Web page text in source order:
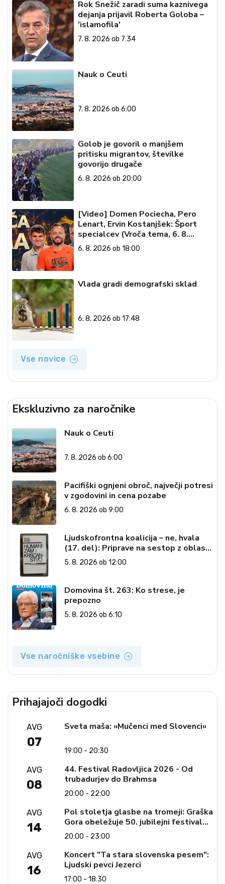
Rok Snežič zaradi suma kaznivega
dejanja prijavil Roberta Goloba –
'islamofila'
7. 8. 2026 ob 7:34
Nauk o Ceuti
7. 8. 2026 ob 6:00
Golob je govoril o manjšem
pritisku migrantov, številke
govorijo drugače
6. 8. 2026 ob 20:00
[Video] Domen Pociecha, Pero
Lenart, Ervin Kostanjšek: Šport
specialcev (Vroča tema, 6. 8.
2026)
6. 8. 2026 ob 18:00
Vlada gradi demografski sklad
6. 8. 2026 ob 17:48
Vse novice
Ekskluzivno za naročnike
Nauk o Ceuti
7. 8. 2026 ob 6:00
Pacifiški ognjeni obroč, največji potresi
v zgodovini in cena pozabe
6. 8. 2026 ob 9:00
Ljudskofrontna koalicija – ne, hvala
(17. del): Priprave na sestop z oblasti
– dvorska opozicija 6: Gramsci na delu:
Revija 2000 in revolucionarna
5. 8. 2026 ob 12:00
Domovina št. 263: Ko strese, je
prepozno
5. 8. 2026 ob 6:10
Vse naročniške vsebine
Prihajajoči dogodki
AVG
07
Sveta maša: »Mučenci med Slovenci«
19:00 - 20:30
AVG
08
44. Festival Radovljica 2026 - Od
trubadurjev do Brahmsa
20:00 - 22:00
AVG
14
Pol stoletja glasbe na tromeji: Graška
Gora obeležuje 50. jubilejni festival
narodno-zabavne glasbe
20:00 - 23:00
AVG
16
Koncert "Ta stara slovenska pesem":
Ljudski pevci Jezerci
17:00 - 18:30